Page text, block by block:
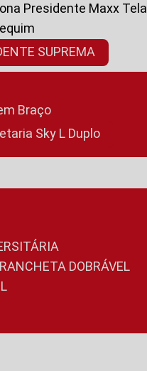
Presidente Maxx Tela
SUPREMA
Braço
Sky L Duplo
DOBRÁVEL